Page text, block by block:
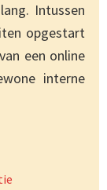
Intussen
opgestart
een online
interne